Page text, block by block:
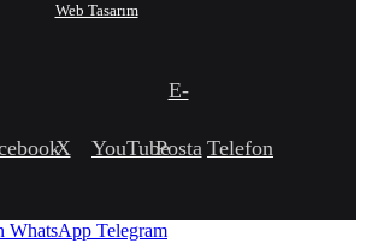
Web Tasarım
X YouTube
E-
Posta Telefon
WhatsApp Telegram